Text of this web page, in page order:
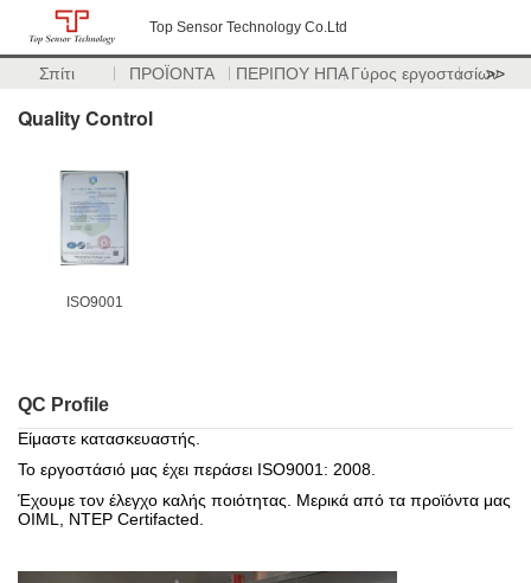
Top Sensor Technology Co.Ltd
Σπίτι ΠΡΟΪΟΝΤΑ ΠΕΡΙΠΟΥ ΗΠΑΓύρος εργοστασίων
>>
Quality Control
ISO9001
QC Profile
Είμαστε κατασκευαστής.
Το εργοστάσιό μας έχει περάσει ISO9001: 2008.
Έχουμε τον έλεγχο καλής ποιότητας. Μερικά από τα προϊόντα μας
OIML, NTEP Certifacted.